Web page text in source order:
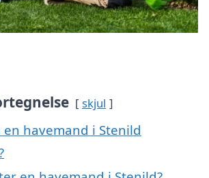
skjul
en havemand i Stenild